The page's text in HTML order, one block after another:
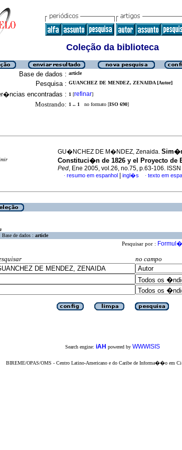
Coleção da biblioteca
Base de dados : article
Pesquisa : GUANCHEZ DE MENDEZ, ZENAIDA [Autor]
encontradas : 1 [refinar]
Mostrando: 1 .. 1 no formato [ISO 690]
GU�NCHEZ DE M�NDEZ, Zenaida.
Constituci�n de 1826 y el Proyecto de
Ped, Ene 2005, vol.26, no.75, p.63-106.
· resumo em espanhol ingl�s · texto em
Base de dados : article
Pesquisar por :
no campo
Search engine: iAH powered by WWWISIS
BIREME/OPAS/OMS - Centro Latino-Americano e do Caribe de Informa��o em